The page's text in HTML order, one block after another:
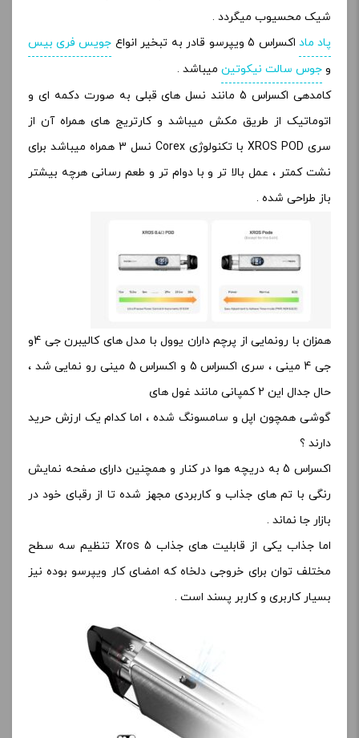
شیک محسیوب میگردد .
پاد ماد اکسراس 5 ویپرسو قادر به تبخیر انواع
جویس فری بیس
و جوس سالت نیکوتین میباشد .
کامدهی اکسراس 5 مانند نسل های قبلی به صورت دکمه ای و
اتوماتیک از طریق مکش میباشد و کارتریج های همراه آن از
سری XROS POD با تکنولوژی Corex نسل 3 همراه میباشد برای
نشت کمتر ، عمل بالا تر و با دوام تر و طعم رسانی هرچه بیشتر
باز طراحی شده .
همزان با رونمایی از پرچم داران یوول با مدل های کالیبرن جی 4و
جی 4 مینی ، سری اکسراس 5 و اکسراس 5 مینی رو نمایی شد ،
حال جدال این 2 کمپانی مانند غول های
گوشی همچون اپل و سامسونگ شده ، اما کدام یک ارزش حرید
دارند ؟
اکسراس 5 به دریچه هوا در کنار و همچنین دارای صفحه نمایش
رنگی با تم های جذاب و کاربردی مجهز شده تا از رقبای خود در
بازار جا نماند .
اما جذاب یکی از قابلیت های جذاب Xros 5 تنظیم سه سطح
مختلف توان برای خروجی دلخاه که امضای کار ویپرسو بوده نیز
بسیار کاربری و کاربر پسند است .